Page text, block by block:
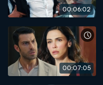
00:06:02
00:07:05